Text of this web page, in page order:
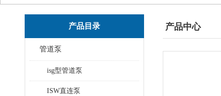
产品目录
管道泵
isg型管道泵
ISW直连泵
产品中心